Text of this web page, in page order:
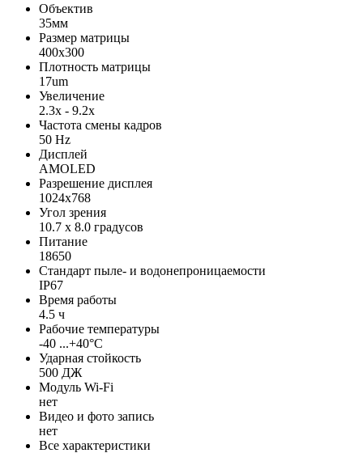
Объектив
35мм
Размер матрицы
400х300
Плотность матрицы
17um
Увеличение
2.3x - 9.2x
Частота смены кадров
50 Hz
Дисплей
AMOLED
Разрешение дисплея
1024x768
Угол зрения
10.7 x 8.0 градусов
Питание
18650
Стандарт пыле- и водонепроницаемости
IP67
Время работы
4.5 ч
Рабочие температуры
-40 ...+40°C
Ударная стойкость
500 ДЖ
Модуль Wi-Fi
нет
Видео и фото запись
нет
Все характеристики